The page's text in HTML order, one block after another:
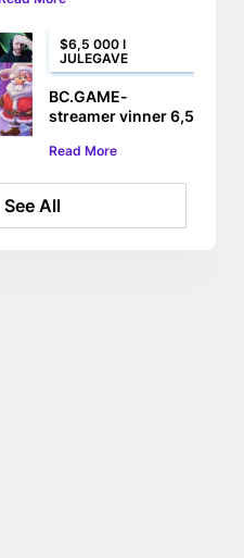
$6,5 000 I
JULEGAVE
BC.GAME-
streamer vinner 6,5
spilleautomaten
Read More
See All